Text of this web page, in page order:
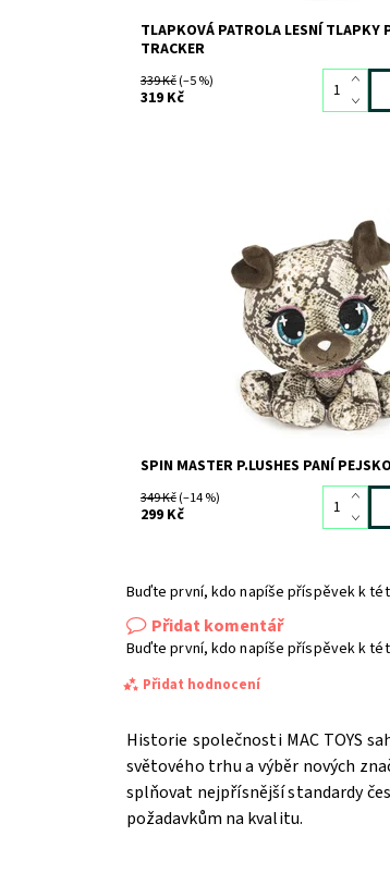
TLAPKOVÁ PATROLA LESNÍ TLAPKY
TRACKER
339 Kč(–5 %)
319 Kč
Skladem2
9957
SPIN MASTER
SPIN MASTER P.LUSHES PANÍ
349 Kč(–14 %)
299 Kč
Buďte první, kdo napíše příspěvek k
Přidat komentář
Buďte první, kdo napíše příspěvek k
Přidat hodnocení
Historie společnosti MAC TOYS
světového trhu a výběr nových
splňovat nejpřísnější standardy
požadavkům na kvalitu.